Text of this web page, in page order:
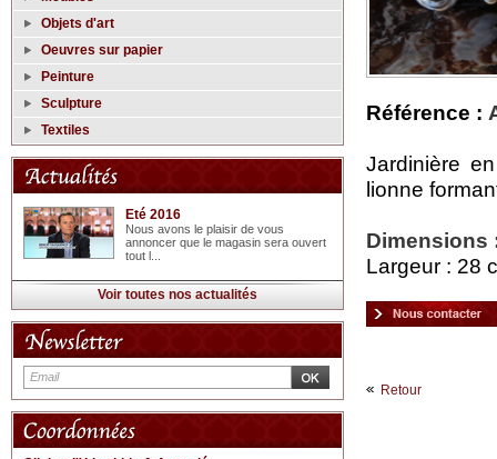
Objets d'art
Oeuvres sur papier
Peinture
Sculpture
Textiles
Eté 2016
Nous avons le plaisir de vous
annoncer que le magasin sera ouvert
tout l...
Voir toutes nos actualités
Référence :
Jardinière
lionne
Dimensions
Largeur : 28
Retour